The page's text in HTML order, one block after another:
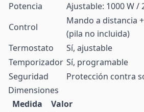
Potencia
Ajustable: 1000 W /
Control
Mando a distancia
(pila no incluida)
Termostato
Sí, ajustable
Temporizador Sí, programable
Seguridad
Protección contra
Dimensiones
Medida
Valor